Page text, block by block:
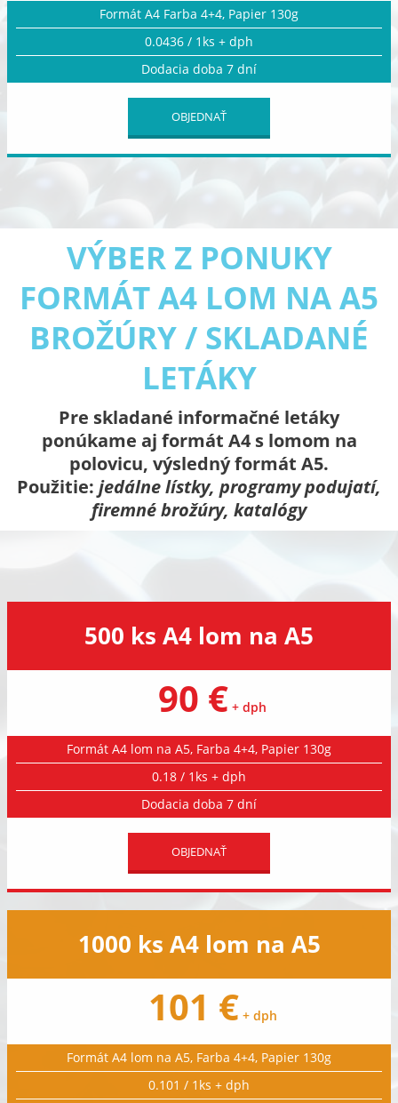
Formát A4 Farba 4+4, Papier 130g
0.0436 / 1ks + dph
Dodacia doba 7 dní
OBJEDNAŤ
VÝBER Z PONUKY
FORMÁT A4 LOM NA A5
BROŽÚRY / SKLADANÉ
LETÁKY
Pre skladané informačné letáky
ponúkame aj formát A4 s lomom na
polovicu, výsledný formát A5.
Použitie: jedálne lístky, programy podujatí,
firemné brožúry, katalógy
500 ks A4 lom na A5
90 € + dph
Formát A4 lom na A5, Farba 4+4, Papier 130g
0.18 / 1ks + dph
Dodacia doba 7 dní
OBJEDNAŤ
1000 ks A4 lom na A5
101 € + dph
Formát A4 lom na A5, Farba 4+4, Papier 130g
0.101 / 1ks + dph